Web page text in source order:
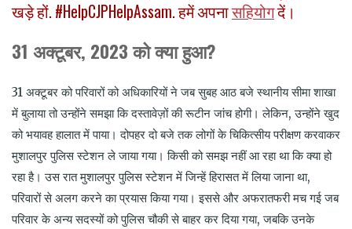
खड़े हों. #HelpCJPHelpAssam. हमें अपनासहियोगदें।
31 अक्टूबर, 2023 को क्या हुआ?
31 अक्टूबर को परिवारों को अधिकारियों ने जब सुबह आठ बजे स्थानीय सीमा शाखा
में बुलाया तो उन्होंने समझा कि दस्तावेज़ों की रूटीन जांच होगी। लेकिन, उन्होंने खुद
को भयावह हालात में पाया। दोपहर दो बजे तक लोगों के चिकित्सीय परीक्षण करवाकर
मुशालपुर पुलिस स्टेशन ले जाया गया। किसी को समझ नहीं आ रहा था कि क्या हो
रहा है। उस रात मुशालपुर पुलिस स्टेशन में जिन्हें हिरासत में लिया जाना था,
परिवारों से अलग करने का प्रयास किया गया। इससे और अफरातफरी मच गई जब
परिवार के अन्य सदस्यों को पुलिस चौकी से बाहर कर दिया गया, जबकि उनके